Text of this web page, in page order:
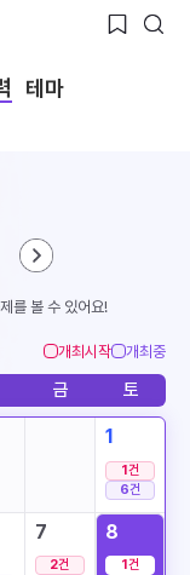
테마
를 볼 수 있어요!
개최시작 개최중
금 토
1
1건
6건
7
2건
8
1건